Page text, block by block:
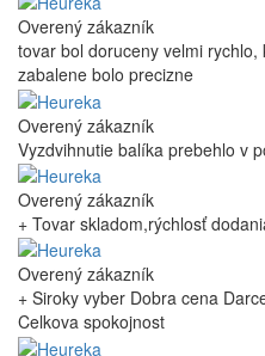
Overený zákazník
tovar bol doruceny velmi
zabalene bolo precizne
Overený zákazník
Vyzdvihnutie balíka prebehlo v
Overený zákazník
+ Tovar skladom,rýchlosť
Overený zákazník
+ Siroky vyber Dobra cena
Celkova spokojnost